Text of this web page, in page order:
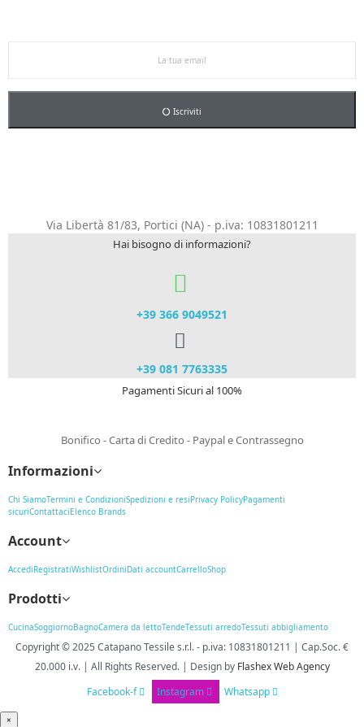
Iscriviti
Via Libertà 81/83, Portici (NA) - p.iva: 10831801211
Hai bisogno di informazioni?
+39 366 9049521​
+39 081 7763335
Pagamenti Sicuri al 100%
Bonifico - Carta di Credito - Paypal e Contrassegno
Informazioni
Chi SiamoTermini e CondizioniSpedizioni e resiPrivacy PolicyPagamenti
sicuriContattaciElenco Brands
Account
AccediRegistratiWishlistOrdiniDati accountCarrelloShop
Prodotti
CucinaSoggiornoBagnoCamera da lettoTendeTessuti arredoTessuti abbigliamento
Copyright © 2025 Catapano Tessile s.r.l.- p.iva: 10831801211 | Cap.Soc. €
20.000 i.v. | All Rights Reserved. | Designby Flashex Web Agency
Facebook-f
Instagram Whatsapp
×